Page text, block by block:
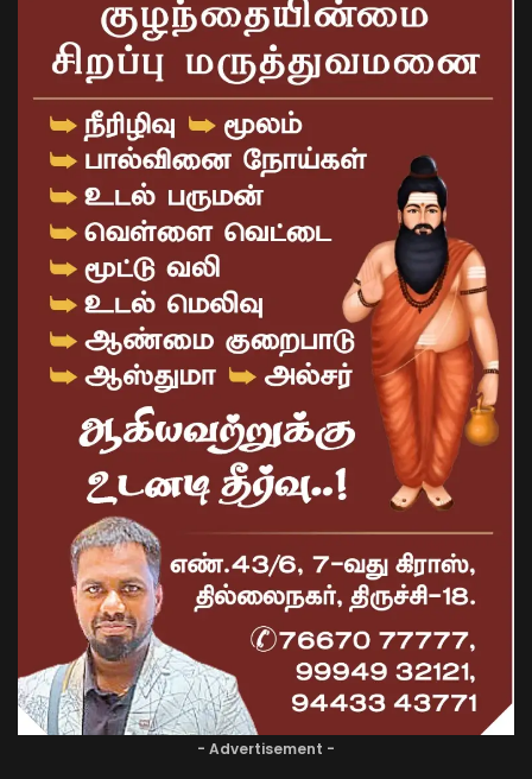
- Advertisement -